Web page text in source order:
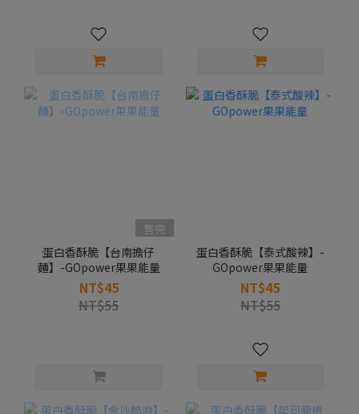
售完
蛋白香酥脆【台南擔仔
麵】-GOpower果果能量
NT$45
NT$55
蛋白香酥脆【泰式酸辣】-
GOpower果果能量
NT$45
NT$55